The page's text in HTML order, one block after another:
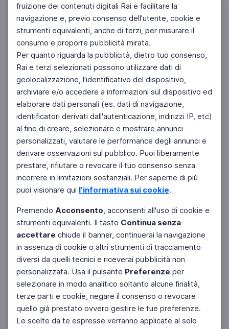
fruizione dei contenuti digitali Rai e facilitare la
navigazione e, previo consenso dell'utente, cookie e
strumenti equivalenti, anche di terzi, per misurare il
consumo e proporre pubblicità mirata.
Per quanto riguarda la pubblicità, dietro tuo consenso,
Rai e terzi selezionati possono utilizzare dati di
geolocalizzazione, l'identificativo del dispositivo,
archiviare e/o accedere a informazioni sul dispositivo ed
elaborare dati personali (es. dati di navigazione,
identificatori derivati dall'autenticazione, indirizzi IP, etc)
al fine di creare, selezionare e mostrare annunci
personalizzati, valutare le performance degli annunci e
derivare osservazioni sul pubblico. Puoi liberamente
prestare, rifiutare o revocare il tuo consenso senza
incorrere in limitazioni sostanziali. Per saperne di più
puoi visionare qui l'informativa sui cookie.
Premendo Acconsento, acconsenti all'uso di cookie e
strumenti equivalenti. Il tasto Continua senza
accettare chiude il banner, continuerai la navigazione
in assenza di cookie o altri strumenti di tracciamento
diversi da quelli tecnici e riceverai pubblicità non
personalizzata. Usa il pulsante Preferenze per
selezionare in modo analitico soltanto alcune finalità,
terze parti e cookie, negare il consenso o revocare
quello già prestato ovvero gestire le tue preferenze.
Le scelte da te espresse verranno applicate al solo
Filtri Azzera
Facebook Twitter Instagram